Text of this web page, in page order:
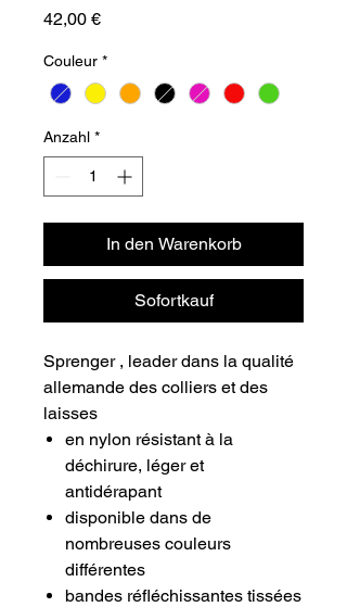
42,00 €Preis
Couleur *
Anzahl *
In den Warenkorb
Sofortkauf
Sprenger , leader dans la qualité
allemande des colliers et des
laisses
en nylon résistant à la
déchirure, léger et
antidérapant
disponible dans de
nombreuses couleurs
différentes
bandes réfléchissantes tissées